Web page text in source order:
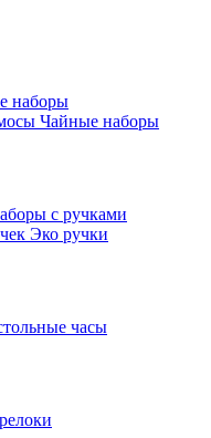
наборы
Чайные наборы
с ручками
Эко ручки
часы